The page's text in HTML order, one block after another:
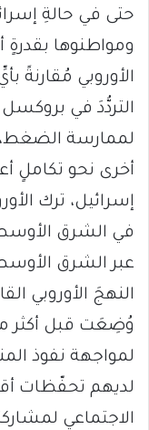
حتى في حالةِ
ومواطنوها بقدرةٍ
الأوروبي مُقارنةً
التردُّدَ في
لممارسة
أخرى نحو تكاملٍ
إسرائيل، ترك
في الشرق
عبر الشرق
النهجَ الأوروبي
وُضِعَت قبل أكثر
لمواجهة نفوذ
لديهم تحفّظات أقل
الاجتماعي